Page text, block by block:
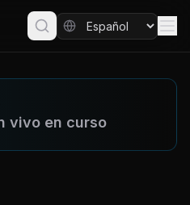
vivo en curso